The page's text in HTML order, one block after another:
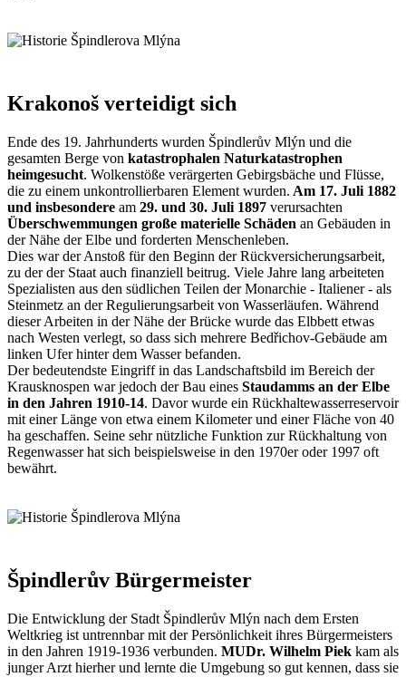
Krakonoš verteidigt sich
Ende des 19. Jahrhunderts wurden Špindlerův Mlýn und die
gesamten Berge von katastrophalen Naturkatastrophen
heimgesucht. Wolkenstöße verärgerten Gebirgsbäche und Flüsse,
die zu einem unkontrollierbaren Element wurden. Am 17. Juli 1882
und insbesondere am 29. und 30. Juli 1897 verursachten
Überschwemmungen große materielle Schäden an Gebäuden in
der Nähe der Elbe und forderten Menschenleben.
Dies war der Anstoß für den Beginn der Rückversicherungsarbeit,
zu der der Staat auch finanziell beitrug. Viele Jahre lang arbeiteten
Spezialisten aus den südlichen Teilen der Monarchie - Italiener - als
Steinmetz an der Regulierungsarbeit von Wasserläufen. Während
dieser Arbeiten in der Nähe der Brücke wurde das Elbbett etwas
nach Westen verlegt, so dass sich mehrere Bedřichov-Gebäude am
linken Ufer hinter dem Wasser befanden.
Der bedeutendste Eingriff in das Landschaftsbild im Bereich der
Krausknospen war jedoch der Bau eines Staudamms an der Elbe
in den Jahren 1910-14. Davor wurde ein Rückhaltewasserreservoir
mit einer Länge von etwa einem Kilometer und einer Fläche von 40
ha geschaffen. Seine sehr nützliche Funktion zur Rückhaltung von
Regenwasser hat sich beispielsweise in den 1970er oder 1997 oft
bewährt.
Špindlerův Bürgermeister
Die Entwicklung der Stadt Špindlerův Mlýn nach dem Ersten
Weltkrieg ist untrennbar mit der Persönlichkeit ihres Bürgermeisters
in den Jahren 1919-1936 verbunden. MUDr. Wilhelm Piek kam als
junger Arzt hierher und lernte die Umgebung so gut kennen, dass sie